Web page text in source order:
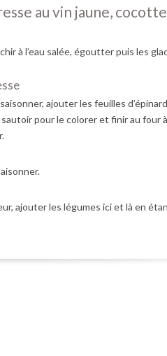
au vin jaune,
à l’eau salée, égoutter puis les
ajouter les feuilles
pour le colorer et finir au four
ajouter les légumes ici et là en